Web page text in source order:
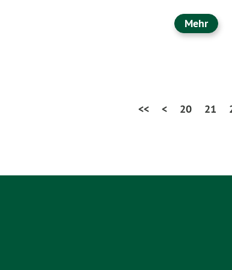
Mehr
<<
< 20 21